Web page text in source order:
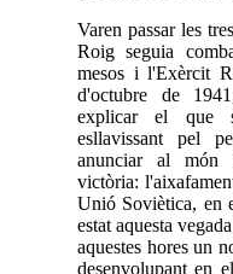
Varen passar les
Roig seguia
mesos i l'Exèrcit
d'octubre de
explicar el que
esllavissant pel
anunciar al món
victòria:
Unió Soviètica, en
estat aquesta
aquestes hores un
desenvolupant en